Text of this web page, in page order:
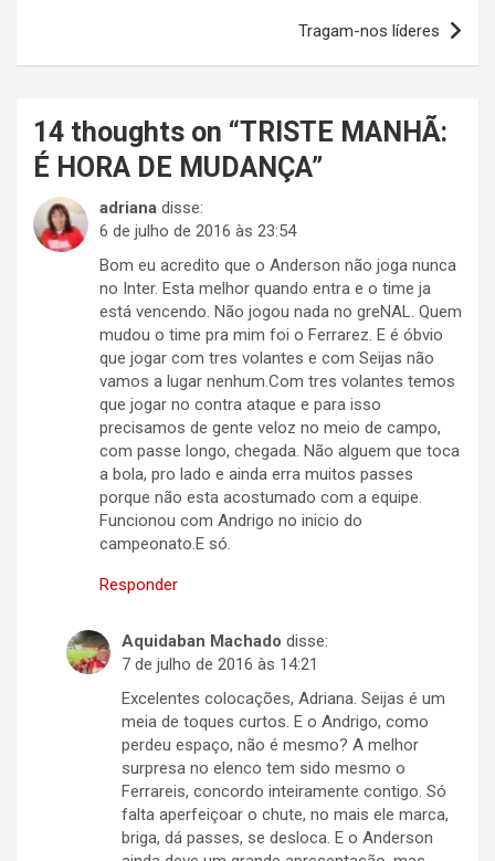
Tragam-nos líderes
14 thoughts on “TRISTE MANHÃ:
É HORA DE MUDANÇA”
adriana disse:
6 de julho de 2016 às 23:54
Bom eu acredito que o Anderson não joga nunca
no Inter. Esta melhor quando entra e o time ja
está vencendo. Não jogou nada no greNAL. Quem
mudou o time pra mim foi o Ferrarez. E é óbvio
que jogar com tres volantes e com Seijas não
vamos a lugar nenhum.Com tres volantes temos
que jogar no contra ataque e para isso
precisamos de gente veloz no meio de campo,
com passe longo, chegada. Não alguem que toca
a bola, pro lado e ainda erra muitos passes
porque não esta acostumado com a equipe.
Funcionou com Andrigo no inicio do
campeonato.E só.
Responder
Aquidaban Machado disse:
7 de julho de 2016 às 14:21
Excelentes colocações, Adriana. Seijas é um
meia de toques curtos. E o Andrigo, como
perdeu espaço, não é mesmo? A melhor
surpresa no elenco tem sido mesmo o
Ferrareis, concordo inteiramente contigo. Só
falta aperfeiçoar o chute, no mais ele marca,
briga, dá passes, se desloca. E o Anderson